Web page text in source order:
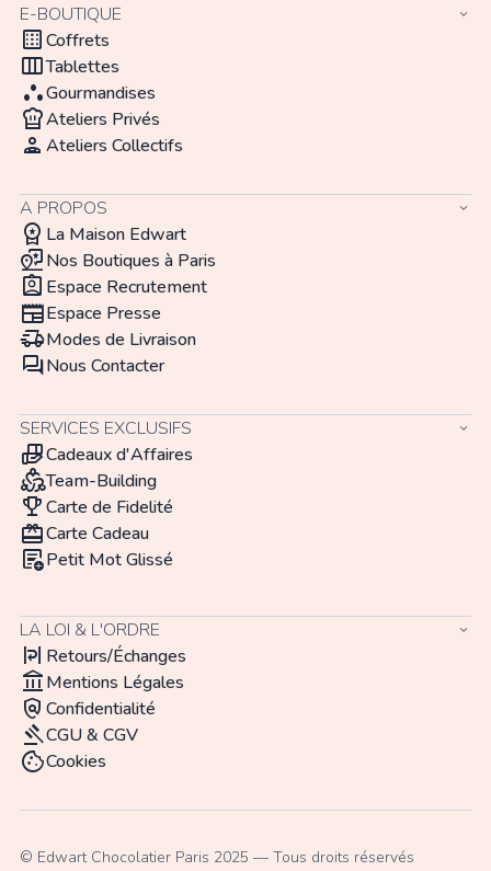
E-BOUTIQUE keyboard_arrow_down
background_dot_smallCoffrets
view_weekTablettes
atrGourmandises
chef_hatAteliers Privés
person_apron Ateliers Collectifs
A PROPOS keyboard_arrow_down
workspace_premium La Maison Edwart
map_pin_reviewNos Boutiques à Paris
assignment_ind Espace Recrutement
newspaperEspace Presse
delivery_truck_speedModes de Livraison
forumNous Contacter
SERVICES EXCLUSIFS keyboard_arrow_down
hand_packageCadeaux d'Affaires
diversity_2Team-Building
trophyCarte de Fidelité
redeemCarte Cadeau
add_notesPetit Mot Glissé
LA LOI & L'ORDRE keyboard_arrow_down
format_text_wrap Retours/Échanges
account_balanceMentions Légales
policy Confidentialité
gavelCGU & CGV
cookieCookies
© Edwart Chocolatier Paris 2025 — Tous droits réservés